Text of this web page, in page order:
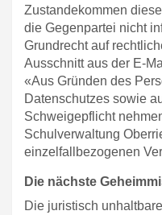
Zustandekommen
die Gegenpartei nicht
Grundrecht auf
Ausschnitt aus der E-
«Aus Gründen des
Datenschutzes sowie
Schweigepflicht
Schulverwaltung
einzelfallbezogenen
Die nächste
Die juristisch